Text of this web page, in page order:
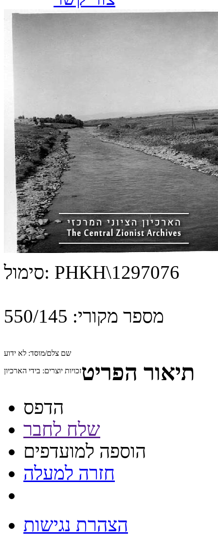
סימול: PHKH\1297076
מספר מקורי: 550/145
שם צלם/מוסד: לא ידוע
זכויות יוצרים: בידי הארכיון תיאור הפריט
הדפס
שלח לחבר
הוספה למועדפים
חזרה למעלה
הצהרת נגישות